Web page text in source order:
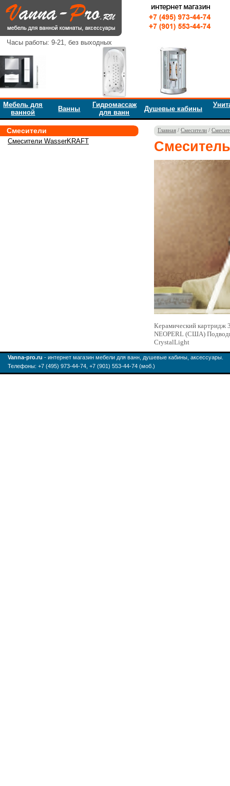
Часы работы: 9-21, без выходных
Мебель для
ванной
Ванны
Гидромассаж
для ванн
Душевые кабины
Смесители
Смесители WasserKRAFT
Главная / Смесители /
Керамический картридж
NEOPERL (США)
CrystalLight
Vanna-pro.ru - интернет магазин мебели для ванн, душевые кабины, аксессуары.
Телефоны: +7 (495) 973-44-74, +7 (901) 553-44-74 (моб.)